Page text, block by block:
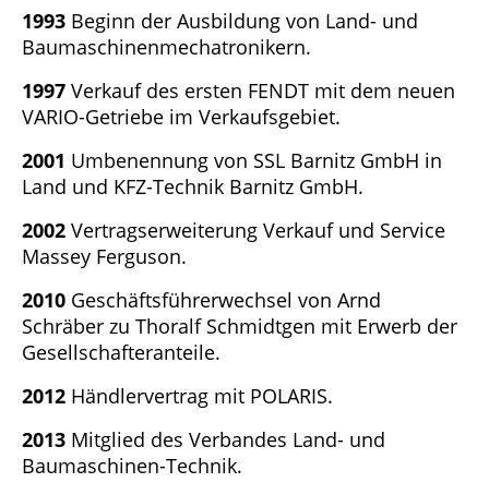
1993 Beginn der Ausbildung von Land- und
Baumaschinenmechatronikern.
1997 Verkauf des ersten FENDT mit dem neuen
VARIO-Getriebe im Verkaufsgebiet.
2001 Umbenennung von SSL Barnitz GmbH in
Land und KFZ-Technik Barnitz GmbH.
2002 Vertragserweiterung Verkauf und Service
Massey Ferguson.
2010 Geschäftsführerwechsel von Arnd
Schräber zu Thoralf Schmidtgen mit Erwerb der
Gesellschafteranteile.
2012 Händlervertrag mit POLARIS.
2013 Mitglied des Verbandes Land- und
Baumaschinen-Technik.